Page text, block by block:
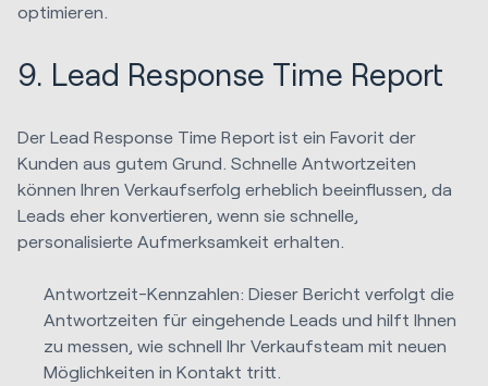
optimieren.
9. Lead Response Time Report
Der Lead Response Time Report ist ein Favorit der
Kunden aus gutem Grund. Schnelle Antwortzeiten
können Ihren Verkaufserfolg erheblich beeinflussen, da
Leads eher konvertieren, wenn sie schnelle,
personalisierte Aufmerksamkeit erhalten.
Antwortzeit-Kennzahlen: Dieser Bericht verfolgt die
Antwortzeiten für eingehende Leads und hilft Ihnen
zu messen, wie schnell Ihr Verkaufsteam mit neuen
Möglichkeiten in Kontakt tritt.